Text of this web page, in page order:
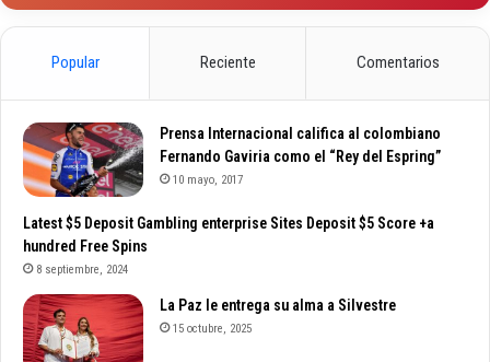
Popular Reciente Comentarios
Prensa Internacional califica al colombiano
Fernando Gaviria como el “Rey del Espring”
10 mayo, 2017
Latest $5 Deposit Gambling enterprise Sites Deposit $5 Score +a
hundred Free Spins
8 septiembre, 2024
La Paz le entrega su alma a Silvestre
15 octubre, 2025